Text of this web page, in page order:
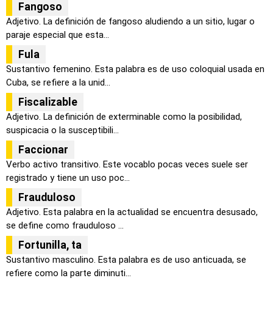
Fangoso
Adjetivo. La definición de fangoso aludiendo a un sitio, lugar o
paraje especial que esta...
Fula
Sustantivo femenino. Esta palabra es de uso coloquial usada en
Cuba, se refiere a la unid...
Fiscalizable
Adjetivo. La definición de exterminable como la posibilidad,
suspicacia o la susceptibili...
Faccionar
Verbo activo transitivo. Este vocablo pocas veces suele ser
registrado y tiene un uso poc...
Frauduloso
Adjetivo. Esta palabra en la actualidad se encuentra desusado,
se define como frauduloso ...
Fortunilla, ta
Sustantivo masculino. Esta palabra es de uso anticuada, se
refiere como la parte diminuti...